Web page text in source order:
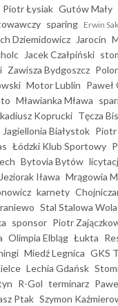
Piotr Łysiak Gutów Mały
sparing Erwin Sak
Dziemidowicz Jarocin
Jacek Czałpiński
Zawisza Bydgoszcz
Motor Lublin Paweł
Mławianka Mława
Koprucki Tęcza
Jagiellonia Białystok
Łódzki Klub Sportowy
Bytovia Bytów
Jeziorak Iława Mrągowia
karnety
Stal Stalowa Wola
sponsor Piotr
Olimpia Elbląg Łukta
Miedź Legnica GKS
Lechia Gdańsk
R-Gol terminarz
Ptak Szymon